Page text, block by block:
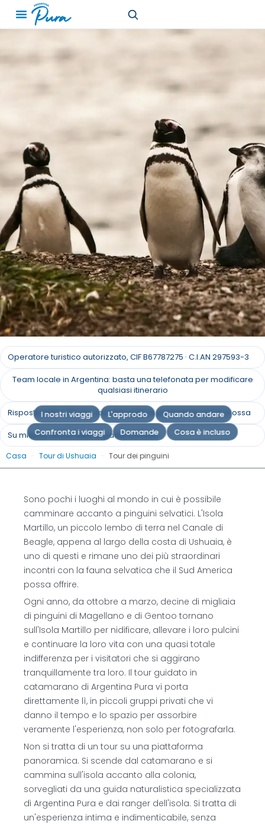
Tour dei pinguini di
Ushuaia
Marzo con i pinguini: Gli incantevoli incontri con i
pinguini di Ushuaia
Richiedi un preventivo
I nostri viaggi L'approdo
Quando andare
Confronta i viaggi
Domande Cosa è incluso
Operatore turistico autorizzato, CIF B67787275 · C.I.AN 297593-3
Team locale in Argentina: basta una telefonata per modificare
qualsiasi itinerario
Risposta entro 24 ore, solo da parte di persone in carne e ossa
Su misura, senza date di partenza fisse
Casa - Tour di Ushuaia - Tour dei pinguini
Sono pochi i luoghi al mondo in cui è possibile
camminare accanto a pinguini selvatici. L'Isola
Martillo, un piccolo lembo di terra nel Canale di
Beagle, appena al largo della costa di Ushuaia, è
uno di questi e rimane uno dei più straordinari
incontri con la fauna selvatica che il Sud America
possa offrire.
Ogni anno, da ottobre a marzo, decine di migliaia
di pinguini di Magellano e di Gentoo tornano
sull'Isola Martillo per nidificare, allevare i loro pulcini
e continuare la loro vita con una quasi totale
indifferenza per i visitatori che si aggirano
tranquillamente tra loro. Il tour guidato in
catamarano di Argentina Pura vi porta
direttamente lì, in piccoli gruppi privati che vi
danno il tempo e lo spazio per assorbire
veramente l'esperienza, non solo per fotografarla.
Non si tratta di un tour su una piattaforma
panoramica. Si scende dal catamarano e si
cammina sull'isola accanto alla colonia,
sorvegliati da una guida naturalistica specializzata
di Argentina Pura e dai ranger dell'isola. Si tratta di
un'esperienza intima e indimenticabile, senza